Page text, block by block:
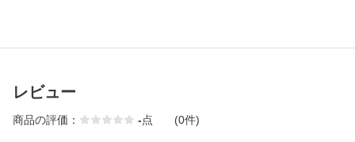
レビュー
商品の評価： -点 (0件)